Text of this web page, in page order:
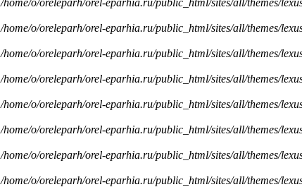
/home/o/oreleparh/orel-eparhia.ru/public_html/sites/all/themes/
/home/o/oreleparh/orel-eparhia.ru/public_html/sites/all/themes/
/home/o/oreleparh/orel-eparhia.ru/public_html/sites/all/themes/
/home/o/oreleparh/orel-eparhia.ru/public_html/sites/all/themes/
/home/o/oreleparh/orel-eparhia.ru/public_html/sites/all/themes/
/home/o/oreleparh/orel-eparhia.ru/public_html/sites/all/themes/
/home/o/oreleparh/orel-eparhia.ru/public_html/sites/all/themes/